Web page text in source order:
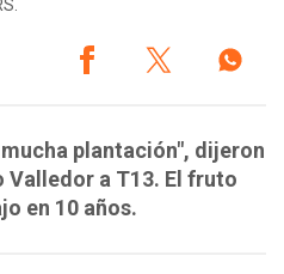
plantación", dijeron
Valledor a T13. El fruto
en 10 años.